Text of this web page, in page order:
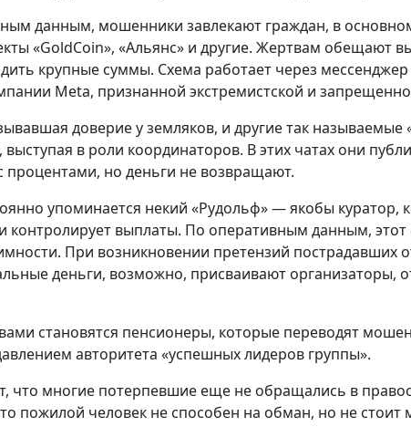
данным, мошенники завлекают граждан, в
«GoldCoin», «Альянс» и другие. Жертвам обещают
крупные суммы. Схема работает через
Meta, признанной экстремистской и
доверие у земляков, и другие так называемые
выступая в роли координаторов. В этих чатах они
процентами, но деньги не возвращают.
упоминается некий «Рудольф» — якобы куратор,
контролирует выплаты. По оперативным данным, этот
При возникновении претензий пострадавших
деньги, возможно, присваивают организаторы,
становятся пенсионеры, которые переводят
авторитета «успешных лидеров группы».
что многие потерпевшие еще не обращались в
пожилой человек не способен на обман, но не стоит